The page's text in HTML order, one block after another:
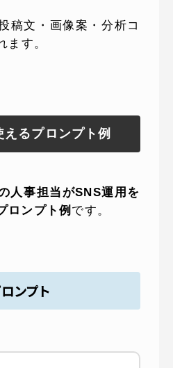
稿文・画像案・分析コ
ます。
るプロンプト例
人事担当がSNS運用を
ロンプト例 です。
ンプト